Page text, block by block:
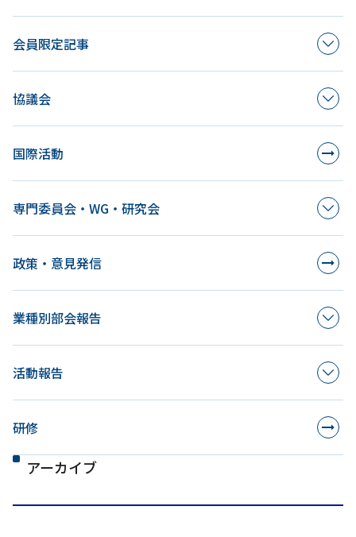
会員限定記事
協議会
国際活動
専門委員会・WG・研究会
政策・意見発信
業種別部会報告
活動報告
研修
アーカイブ